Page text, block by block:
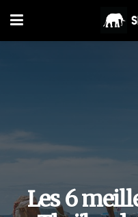
Les 6